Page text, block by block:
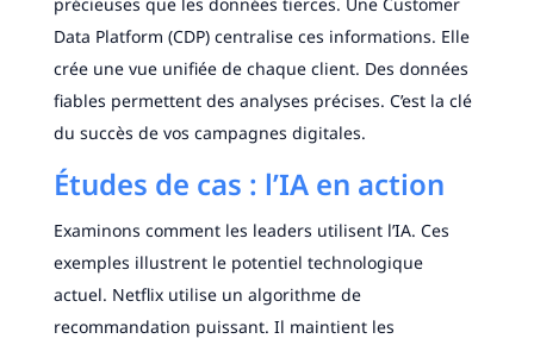
Data Platform (CDP) centralise ces informations. Elle
crée une vue unifiée de chaque client. Des données
fiables permettent des analyses précises. C’est la clé
du succès de vos campagnes digitales.
Études de cas : l’IA en action
Examinons comment les leaders utilisent l’IA. Ces
exemples illustrent le potentiel technologique
actuel. Netflix utilise un algorithme de
recommandation puissant. Il maintient les